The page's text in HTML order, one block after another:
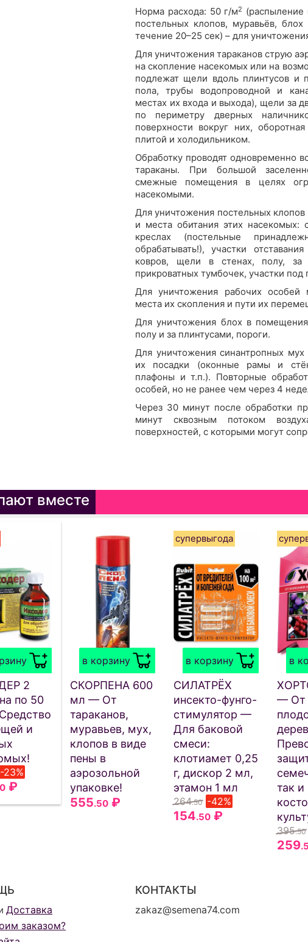
Норма расхода: 50 г/м2 (распыление
постельных клопов, муравьёв,
течение 20–25 сек) – для
Для уничтожения тараканов струю
на скопление насекомых или на
подлежат щели вдоль плинтусов и
пола, трубы водопроводной и
местах их входа и выхода), щели за
по периметру дверных
поверхности вокруг них,
плитой и холодильником.
Обработку проводят одновременно
тараканы. При большой
смежные помещения в целях
насекомыми.
Для уничтожения постельных
и места обитания этих насекомых:
креслах (постельные
обрабатывать!), участки
ковров, щели в стенах, полу, за
прикроватных тумбочек, участки под
Для уничтожения рабочих особей
места их скопления и пути их
Для уничтожения блох в
полу и за плинтусами, пороги.
Для уничтожения синантропных
их посадки (оконные рамы и
плафоны и т.п.). Повторные
особей, но не ранее чем через 4
Через 30 минут после обработки
минут сквозным потоком
поверхностей, с которыми могут
вместе
2
по 50
и
-23%
₽
в корзину
СКОРПЕНА 600
мл — От
тараканов,
муравьев, мух,
клопов в виде
пены в
аэрозольной
упаковке!
555.50₽
в корзину
супервыгода
СИЛАТРЁХ
инсекто-фунго-
стимулятор —
Для баковой
смеси:
клотиамет 0,25
г, дискор 2 мл,
этамон 1 мл
264.50 -42%
154.50₽
в
— От
так и
395.50
259
Доставка
заказом?
КОНТАКТЫ
zakaz@semena74.com